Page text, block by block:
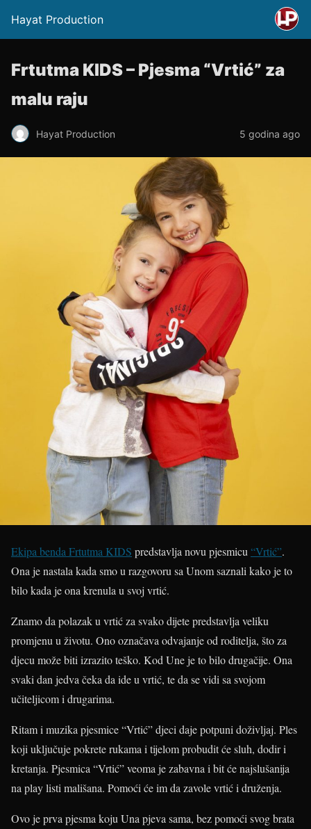
Hayat Production
Frtutma KIDS – Pjesma “Vrtić” za
malu raju
Hayat Production 5 godina ago
Ekipa benda Frtutma KIDS predstavlja novu pjesmicu “Vrtić”.
Ona je nastala kada smo u razgovoru sa Unom saznali kako je to
bilo kada je ona krenula u svoj vrtić.
Znamo da polazak u vrtić za svako dijete predstavlja veliku
promjenu u životu. Ono označava odvajanje od roditelja, što za
djecu može biti izrazito teško. Kod Une je to bilo drugačije. Ona
svaki dan jedva čeka da ide u vrtić, te da se vidi sa svojom
učiteljicom i drugarima.
Ritam i muzika pjesmice “Vrtić” djeci daje potpuni doživljaj. Ples
koji uključuje pokrete rukama i tijelom probudit će sluh, dodir i
kretanja. Pjesmica “Vrtić” veoma je zabavna i bit će najslušanija
na play listi mališana. Pomoći će im da zavole vrtić i druženja.
Ovo je prva pjesma koju Una pjeva sama, bez pomoći svog brata